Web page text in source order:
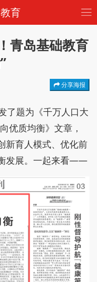
教育
青岛基础教育
分享海报
了题为《千万人口大
优质均衡》文章，
新育人模式、优化前
发展。一起来看——